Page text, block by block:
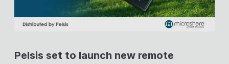
Pelsis set to launch new remote